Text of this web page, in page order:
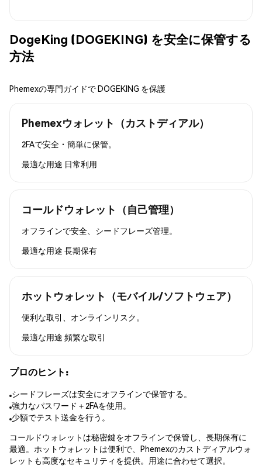
DogeKing (DOGEKING) を安全に保管する
方法
Phemexの専門ガイドで DOGEKING を保護
Phemexウォレット（カストディアル）
2FAで安全・簡単に保管。
最適な用途 日常利用
コールドウォレット（自己管理）
オフラインで安全、シードフレーズ管理。
最適な用途 長期保有
ホットウォレット（モバイル/ソフトウェア）
便利な取引、オンラインリスク。
最適な用途 頻繁な取引
プロのヒント:
シードフレーズは安全にオフラインで保管する。
強力なパスワード＋2FAを使用。
少額でテスト送金を行う。
コールドウォレットは秘密鍵をオフラインで保管し、長期保有に
最適。ホットウォレットは便利で、Phemexのカストディアルウォ
レットも高度なセキュリティを提供。用途に合わせて選択。